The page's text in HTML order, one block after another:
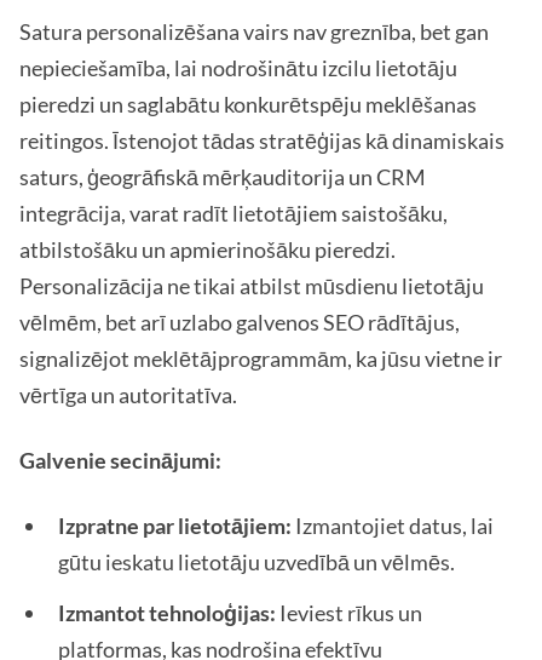
Satura personalizēšana vairs nav greznība, bet gan
nepieciešamība, lai nodrošinātu izcilu lietotāju
pieredzi un saglabātu konkurētspēju meklēšanas
reitingos. Īstenojot tādas stratēģijas kā dinamiskais
saturs, ģeogrāfiskā mērķauditorija un CRM
integrācija, varat radīt lietotājiem saistošāku,
atbilstošāku un apmierinošāku pieredzi.
Personalizācija ne tikai atbilst mūsdienu lietotāju
vēlmēm, bet arī uzlabo galvenos SEO rādītājus,
signalizējot meklētājprogrammām, ka jūsu vietne ir
vērtīga un autoritatīva.
Galvenie secinājumi:
Izpratne par lietotājiem: Izmantojiet datus, lai
gūtu ieskatu lietotāju uzvedībā un vēlmēs.
Izmantot tehnoloģijas: Ieviest rīkus un
platformas, kas nodrošina efektīvu